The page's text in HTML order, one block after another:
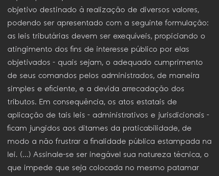
objetivo destinado à realização de diversos valores,
podendo ser apresentado com a seguinte formulação:
as leis tributárias devem ser exequíveis, propiciando o
atingimento dos fins de interesse público por elas
objetivados – quais sejam, o adequado cumprimento
de seus comandos pelos administrados, de maneira
simples e eficiente, e a devida arrecadação dos
tributos. Em consequência, os atos estatais de
aplicação de tais leis – administrativos e jurisdicionais –
ficam jungidos aos ditames da praticabilidade, de
modo a não frustrar a finalidade pública estampada na
lei. (…) Assinale-se ser inegável sua natureza técnica, o
que impede que seja colocada no mesmo patamar